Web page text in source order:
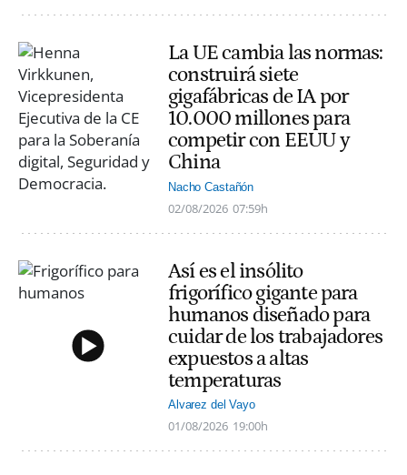
La UE cambia las normas:
construirá siete
gigafábricas de IA por
10.000 millones para
competir con EEUU y
China
Nacho Castañón
02/08/2026 07:59h
Así es el insólito
frigorífico gigante para
humanos diseñado para
cuidar de los trabajadores
expuestos a altas
temperaturas
Alvarez del Vayo
01/08/2026 19:00h